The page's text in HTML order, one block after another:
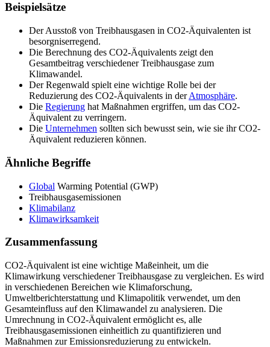
Beispielsätze
Der Ausstoß von Treibhausgasen in CO2-Äquivalenten ist
besorgniserregend.
Die Berechnung des CO2-Äquivalents zeigt den
Gesamtbeitrag verschiedener Treibhausgase zum
Klimawandel.
Der Regenwald spielt eine wichtige Rolle bei der
Reduzierung des CO2-Äquivalents in derAtmosphäre.
Die Regierung hat Maßnahmen ergriffen, um das CO2-
Äquivalent zu verringern.
Die Unternehmen sollten sich bewusst sein, wie sie ihr CO2-
Äquivalent reduzieren können.
Ähnliche Begriffe
Global Warming Potential (GWP)
Treibhausgasemissionen
Klimabilanz
Klimawirksamkeit
Zusammenfassung
CO2-Äquivalent ist eine wichtige Maßeinheit, um die
Klimawirkung verschiedener Treibhausgase zu vergleichen. Es wird
in verschiedenen Bereichen wie Klimaforschung,
Umweltberichterstattung und Klimapolitik verwendet, um den
Gesamteinfluss auf den Klimawandel zu analysieren. Die
Umrechnung in CO2-Äquivalent ermöglicht es, alle
Treibhausgasemissionen einheitlich zu quantifizieren und
Maßnahmen zur Emissionsreduzierung zu entwickeln.